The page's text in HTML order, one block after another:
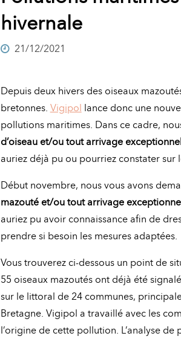
hivernale
21/12/2021
Depuis deux hivers des oiseaux
bretonnes. Vigipol lance donc une
pollutions maritimes. Dans ce cadre,
d’oiseau et/ou tout arrivage
auriez déjà pu ou pourriez constater sur
Début novembre, nous vous avons
mazouté et/ou tout arrivage
auriez pu avoir connaissance afin de
prendre si besoin les mesures adaptées.
Vous trouverez ci-dessous un point de
55 oiseaux mazoutés ont déjà été
sur le littoral de 24 communes,
Bretagne. Vigipol a travaillé avec les
l’origine de cette pollution. L’analyse